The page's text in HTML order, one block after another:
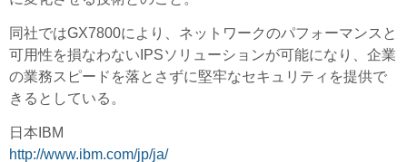
同社ではGX7800により、ネットワークのパフォーマンスと
可用性を損なわないIPSソリューションが可能になり、企業
の業務スピードを落とさずに堅牢なセキュリティを提供で
きるとしている。
日本IBM
http://www.ibm.com/jp/ja/